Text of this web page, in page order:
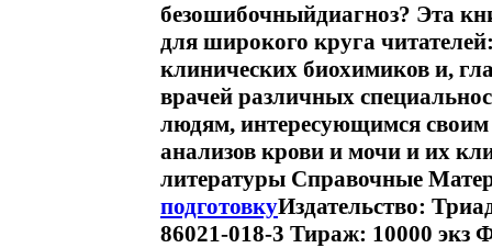
безошибочныйдиагноз? Эта
для широкого круга
клинических биохимиков и,
врачей различных
людям, интересующимся
анализов крови и мочи и их
литературы Справочные
подготовкуИздательство:
86021-018-3 Тираж: 10000 экз